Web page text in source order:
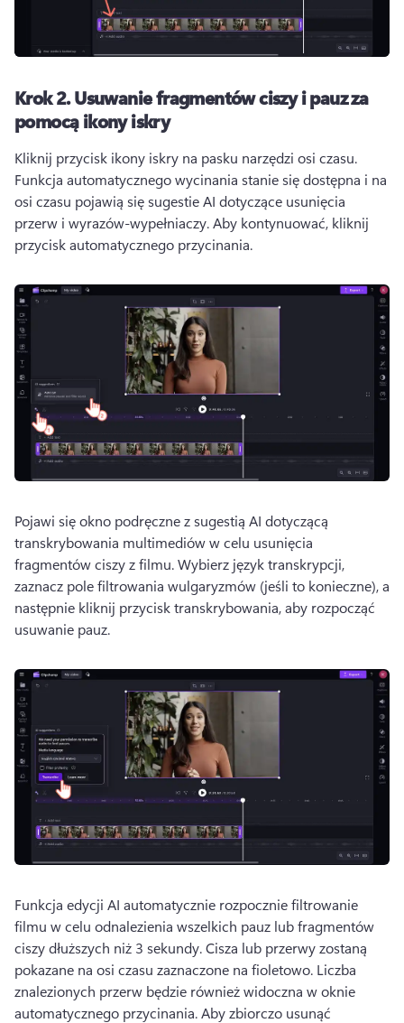
Krok 2.Usuwanie fragmentów ciszy i pauz za
pomocą ikony iskry
Funkcja automatycznego wycinania stanie się dostępna i na
osi czasu pojawią się sugestie AI dotyczące usunięcia
przerw i wyrazów-wypełniaczy. Aby kontynuować, kliknij
przycisk automatycznego przycinania.
Pojawi się okno podręczne z sugestią AI dotyczącą
transkrybowania multimediów w celu usunięcia
fragmentów ciszy z filmu. Wybierz język transkrypcji,
zaznacz pole filtrowania wulgaryzmów (jeśli to konieczne), a
następnie kliknij przycisk transkrybowania, aby rozpocząć
usuwanie pauz.
Funkcja edycji AI automatycznie rozpocznie filtrowanie
filmu w celu odnalezienia wszelkich pauz lub fragmentów
ciszy dłuższych niż 3 sekundy. Cisza lub przerwy zostaną
pokazane na osi czasu zaznaczone na fioletowo. Liczba
znalezionych przerw będzie również widoczna w oknie
automatycznego przycinania. Aby zbiorczo usunąć